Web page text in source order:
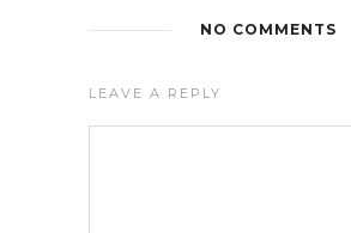
NO COMMENTS
LEAVE A REPLY